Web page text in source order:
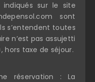
sur le site
sont
s’entendent toutes
n’est pas assujetti
hors taxe de séjour.
réservation : La